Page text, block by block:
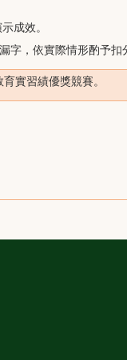
成效。
字，依實際情形酌予扣
實習績優獎競賽。